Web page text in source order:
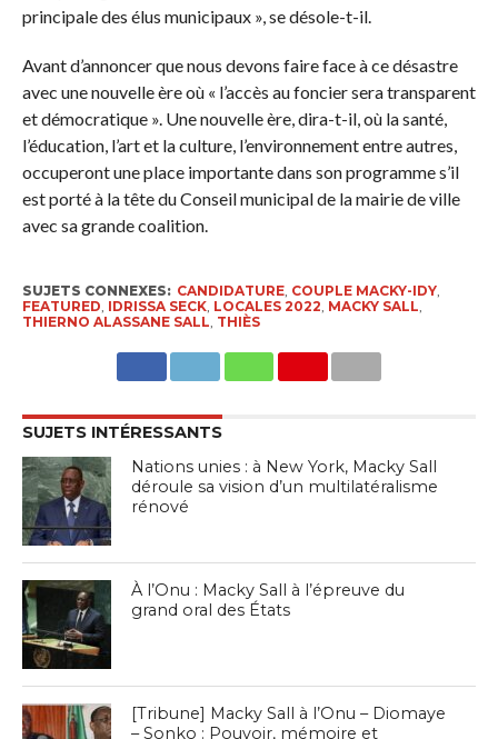
principale des élus municipaux », se désole-t-il.
Avant d’annoncer que nous devons faire face à ce désastre
avec une nouvelle ère où « l’accès au foncier sera transparent
et démocratique ». Une nouvelle ère, dira-t-il, où la santé,
l’éducation, l’art et la culture, l’environnement entre autres,
occuperont une place importante dans son programme s’il
est porté à la tête du Conseil municipal de la mairie de ville
avec sa grande coalition.
SUJETS CONNEXES: CANDIDATURE, COUPLE MACKY-IDY,
FEATURED IDRISSA SECK, LOCALES 2022 MACKY SALL
THIERNO ALASSANE SALL THIÈS
SUJETS INTÉRESSANTS
Nations unies : à New York, Macky Sall
déroule sa vision d’un multilatéralisme
rénové
À l’Onu : Macky Sall à l’épreuve du
grand oral des États
[Tribune] Macky Sall à l’Onu – Diomaye
– Sonko : Pouvoir, mémoire et